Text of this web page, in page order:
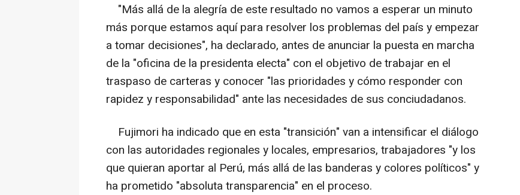
"Más allá de la alegría de este resultado no vamos a esperar un minuto
más porque estamos aquí para resolver los problemas del país y empezar
a tomar decisiones", ha declarado, antes de anunciar la puesta en marcha
de la "oficina de la presidenta electa" con el objetivo de trabajar en el
traspaso de carteras y conocer "las prioridades y cómo responder con
rapidez y responsabilidad" ante las necesidades de sus conciudadanos.
Fujimori ha indicado que en esta "transición" van a intensificar el diálogo
con las autoridades regionales y locales, empresarios, trabajadores "y los
que quieran aportar al Perú, más allá de las banderas y colores políticos" y
ha prometido "absoluta transparencia" en el proceso.